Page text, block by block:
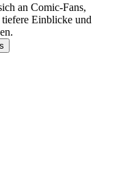
an Comic-Fans,
Einblicke und